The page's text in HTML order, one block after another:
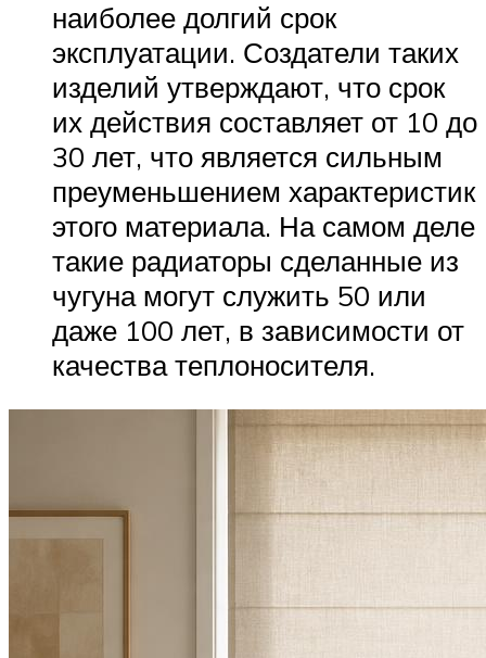
наиболее долгий срок
эксплуатации. Создатели таких
изделий утверждают, что срок
их действия составляет от 10 до
30 лет, что является сильным
преуменьшением характеристик
этого материала. На самом деле
такие радиаторы сделанные из
чугуна могут служить 50 или
даже 100 лет, в зависимости от
качества теплоносителя.